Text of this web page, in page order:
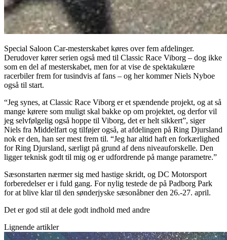
Special Saloon Car-mesterskabet køres over fem afdelinger.
Derudover kører serien også med til Classic Race Viborg – dog ikke
som en del af mesterskabet, men for at vise de spektakulære
racerbiler frem for tusindvis af fans – og her kommer Niels Nyboe
også til start.
“Jeg synes, at Classic Race Viborg er et spændende projekt, og at så
mange kørere som muligt skal bakke op om projektet, og derfor vil
jeg selvfølgelig også hoppe til Viborg, det er helt sikkert”, siger
Niels fra Middelfart og tilføjer også, at afdelingen på Ring Djursland
nok er den, han ser mest frem til. “Jeg har altid haft en forkærlighed
for Ring Djursland, særligt på grund af dens niveauforskelle. Den
ligger teknisk godt til mig og er udfordrende på mange parametre.”
Sæsonstarten nærmer sig med hastige skridt, og DC Motorsport
forberedelser er i fuld gang. For nylig testede de på Padborg Park
for at blive klar til den sønderjyske sæsonåbner den 26.-27. april.
Det er god stil at dele godt indhold med andre
Lignende artikler